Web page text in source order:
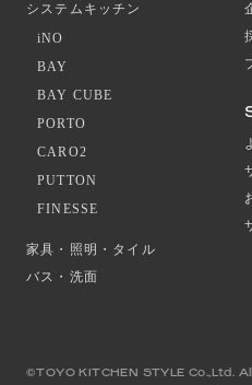
システムキッチン
iNO
BAY
BAY CUBE
PORTO
CARO2
PUTTON
FINESSE
家具・照明・タイル
バス・洗面
©TOYO KITCHEN STYLE Co.,Ltd.